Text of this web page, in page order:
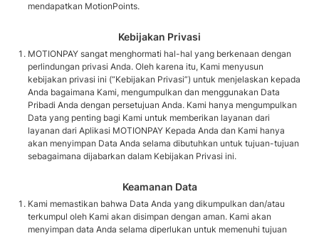
mendapatkan MotionPoints.
Kebijakan Privasi
MOTIONPAY sangat menghormati hal-hal yang berkenaan dengan
perlindungan privasi Anda. Oleh karena itu, Kami menyusun
kebijakan privasi ini (“Kebijakan Privasi”) untuk menjelaskan kepada
Anda bagaimana Kami, mengumpulkan dan menggunakan Data
Pribadi Anda dengan persetujuan Anda. Kami hanya mengumpulkan
Data yang penting bagi Kami untuk memberikan layanan dari
layanan dari Aplikasi MOTIONPAY Kepada Anda dan Kami hanya
akan menyimpan Data Anda selama dibutuhkan untuk tujuan-tujuan
sebagaimana dijabarkan dalam Kebijakan Privasi ini.
Keamanan Data
Kami memastikan bahwa Data Anda yang dikumpulkan dan/atau
terkumpul oleh Kami akan disimpan dengan aman. Kami akan
menyimpan data Anda selama diperlukan untuk memenuhi tujuan